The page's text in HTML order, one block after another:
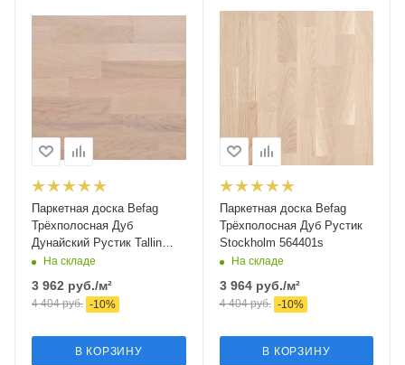
Паркетная доска Befag
Трёхполосная Дуб
Дунайский Рустик Tallin
564418s
На складе
3 962 руб./м²
4 404руб. -10%
В КОРЗИНУ
Паркетная доска Befag
Трёхполосная Дуб Рустик
Stockholm 564401s
На складе
3 964руб./м²
4 404руб. -10%
В КОРЗИНУ